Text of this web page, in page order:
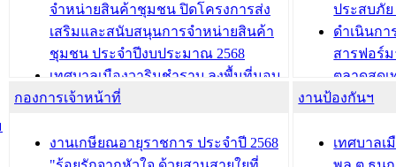
บทความ อื่นๆ ... บทความ อื่นๆ ...
จำหน่ายสินค้าชุมชน ปิดโครงการส่ง
เสริมและสนับสนุนการจำหน่ายสินค้า
ชุมชน ประจำปีงบประมาณ 2568
เทศบาลเมืองวารินชำราบ ลงพื้นที่มอบ
น้ำดื่มแก่ผู้พักอาศัย ณ ศูนย์พักพิง
กองสวัสดิการสังคม เทศบาลเมือง
วารินชำราบ จัดโครงการอบรมอาชีพ
ประสบภั
ดำเนินกา
สารฟอร์
ตลาดสดเ
วารินชำร
ถนนแก่เ
เด็กเล็ก
กองการเจ้าหน้าที่
งานเกษียณอายุราชการ ประจำปี 2568
งานป้องกันฯ
เทศบาลเ